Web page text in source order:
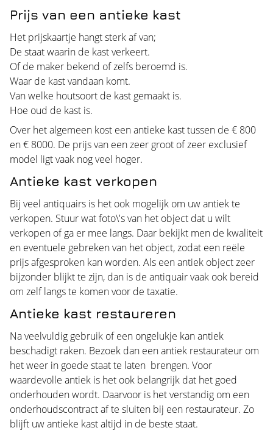
Prijs van een antieke kast
Het prijskaartje hangt sterk af van;
De staat waarin de kast verkeert.
Of de maker bekend of zelfs beroemd is.
Waar de kast vandaan komt.
Van welke houtsoort de kast gemaakt is.
Hoe oud de kast is.
Over het algemeen kost een antieke kast tussen de € 800
en € 8000. De prijs van een zeer groot of zeer exclusief
model ligt vaak nog veel hoger.
Antieke kast verkopen
Bij veel antiquairs is het ook mogelijk om uw antiek te
verkopen. Stuur wat foto\'s van het object dat u wilt
verkopen of ga er mee langs. Daar bekijkt men de kwaliteit
en eventuele gebreken van het object, zodat een reële
prijs afgesproken kan worden. Als een antiek object zeer
bijzonder blijkt te zijn, dan is de antiquair vaak ook bereid
om zelf langs te komen voor de taxatie.
Antieke kast restaureren
Na veelvuldig gebruik of een ongelukje kan antiek
beschadigt raken. Bezoek dan een antiek restaurateur om
het weer in goede staat te laten brengen. Voor
waardevolle antiek is het ook belangrijk dat het goed
onderhouden wordt. Daarvoor is het verstandig om een
onderhoudscontract af te sluiten bij een restaurateur. Zo
blijft uw antieke kast altijd in de beste staat.